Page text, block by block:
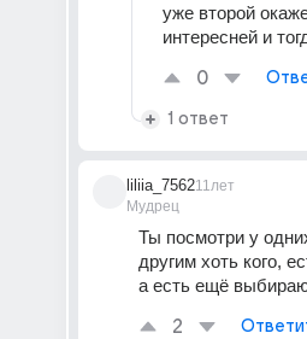
уже второй
интересней и
0
1 ответ
liliia_7562
Мудрец
11лет
Ты посмотри у
другим хоть кого,
а есть ещё
2